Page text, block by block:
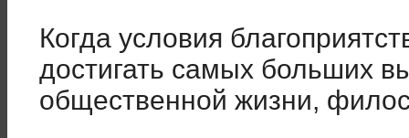
Когда условия
достигать самых больших
общественной жизни,